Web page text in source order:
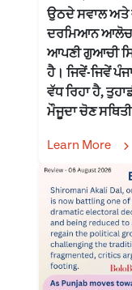
ਉਠਦੇ ਸਵਾਲ
ਦਰਮਿਆਨ
ਆਪਣੀ ਗੁਆਚੀ
ਹੈ। ਜਿਵੇਂ-ਜਿਵੇਂ
ਵੱਧ ਰਿਹਾ ਹੈ,
ਮੌਜੂਦਾ ਚੋਣ ਸਥਿਤੀ
Learn More